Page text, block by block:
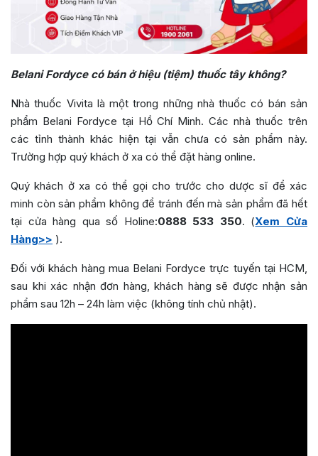
Belani Fordyce có bán ở hiệu (tiệm) thuốc tây không?
Nhà thuốc Vivita là một trong những nhà thuốc có bán sản
phẩm Belani Fordyce tại Hồ Chí Minh. Các nhà thuốc trên
các tỉnh thành khác hiện tại vẫn chưa có sản phẩm này.
Trường hợp quý khách ở xa có thể đặt hàng online.
Quý khách ở xa có thể gọi cho trước cho dược sĩ để xác
minh còn sản phẩm không để tránh đến mà sản phẩm đã hết
tại cửa hàng qua số Holine:0888 533 350. (Xem Cửa
Hàng>> ).
Đối với khách hàng mua Belani Fordyce trực tuyến tại HCM,
sau khi xác nhận đơn hàng, khách hàng sẽ được nhận sản
phẩm sau 12h – 24h làm việc (không tính chủ nhật).